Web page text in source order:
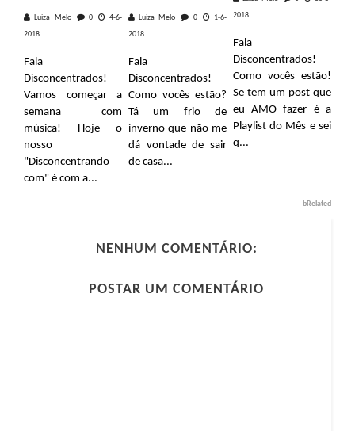
Luiza Melo 0
4-6-
2018
Fala
Disconcentrados!
Vamos começar a
semana com
música! Hoje o
nosso
"Disconcentrando
com" é com a...
Luiza Melo 0
1-6-
2018
Fala
Disconcentrados!
Como vocês estão?
Tá um frio de
inverno que não me
dá vontade de sair
de casa...
2018
Fala
Disconcentrados!
Como vocês estão!
Se tem um post que
eu AMO fazer é a
Playlist do Mês e sei
q...
bRelated
NENHUM COMENTÁRIO:
POSTAR UM COMENTÁRIO